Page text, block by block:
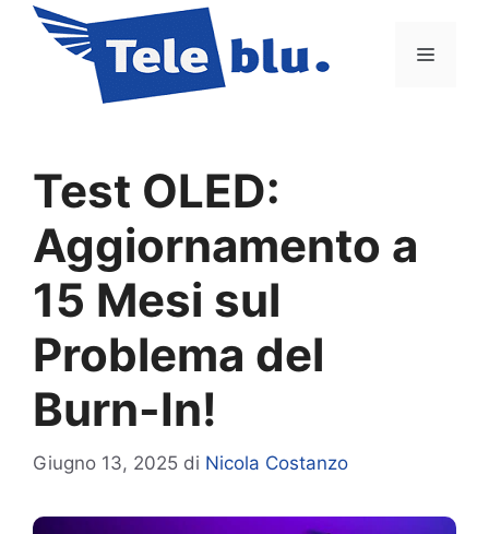
contenuto
Menu
Test OLED:
Aggiornamento a
15 Mesi sul
Problema del
Burn-In!
Giugno 13, 2025 di Nicola Costanzo